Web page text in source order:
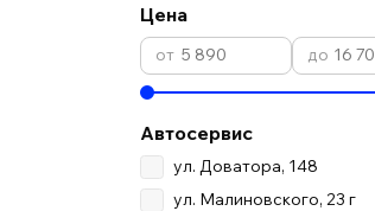
Цена
Автосервис
ул. Доватора, 148
ул. Малиновского, 23 г